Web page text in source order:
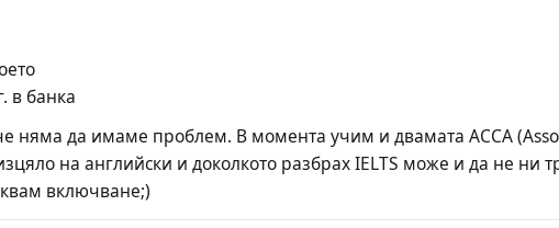
в банка
няма да имаме проблем. В момента учим и двамата ACCA
на английски и доколкото разбрах IELTS може и да не ни
включване;)